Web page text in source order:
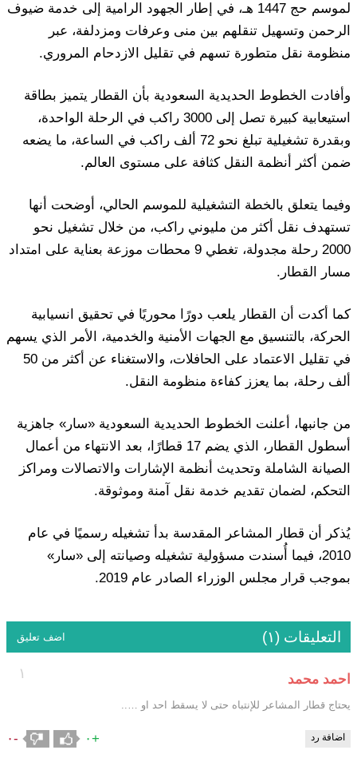
لموسم حج 1447 هـ، في إطار الجهود الرامية إلى خدمة ضيوف
الرحمن وتسهيل تنقلهم بين منى وعرفات ومزدلفة، عبر
منظومة نقل متطورة تسهم في تقليل الازدحام المروري.
وأفادت الخطوط الحديدية السعودية بأن القطار يتميز بطاقة
استيعابية كبيرة تصل إلى 3000 راكب في الرحلة الواحدة،
وبقدرة تشغيلية تبلغ نحو 72 ألف راكب في الساعة، ما يضعه
ضمن أكثر أنظمة النقل كثافة على مستوى العالم.
وفيما يتعلق بالخطة التشغيلية للموسم الحالي، أوضحت أنها
تستهدف نقل أكثر من مليوني راكب، من خلال تشغيل نحو
2000 رحلة مجدولة، تغطي 9 محطات موزعة بعناية على امتداد
مسار القطار.
كما أكدت أن القطار يلعب دورًا محوريًا في تحقيق انسيابية
الحركة، بالتنسيق مع الجهات الأمنية والخدمية، الأمر الذي يسهم
في تقليل الاعتماد على الحافلات، والاستغناء عن أكثر من 50
ألف رحلة، بما يعزز كفاءة منظومة النقل.
من جانبها، أعلنت الخطوط الحديدية السعودية «سار» جاهزية
أسطول القطار، الذي يضم 17 قطارًا، بعد الانتهاء من أعمال
الصيانة الشاملة وتحديث أنظمة الإشارات والاتصالات ومراكز
التحكم، لضمان تقديم خدمة نقل آمنة وموثوقة.
يُذكر أن قطار المشاعر المقدسة بدأ تشغيله رسميًا في عام
2010، فيما أُسندت مسؤولية تشغيله وصيانته إلى «سار»
بموجب قرار مجلس الوزراء الصادر عام 2019.
التعليقات (١) اضف تعليق
١ احمد محمد
يحتاج قطار المشاعر للإنتباه حتى لا يسقط احد او …..
اضافة رد +٠ -٠